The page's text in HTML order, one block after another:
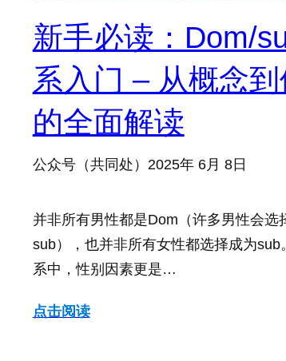
新手必读：Dom/
系入门 – 从概念
的全面解读
公众号（共同处） 2025年 6月 8日
并非所有男性都是Dom（许多男性会选
sub），也并非所有女性都选择成为sub
系中，性别因素更是…
点击阅读